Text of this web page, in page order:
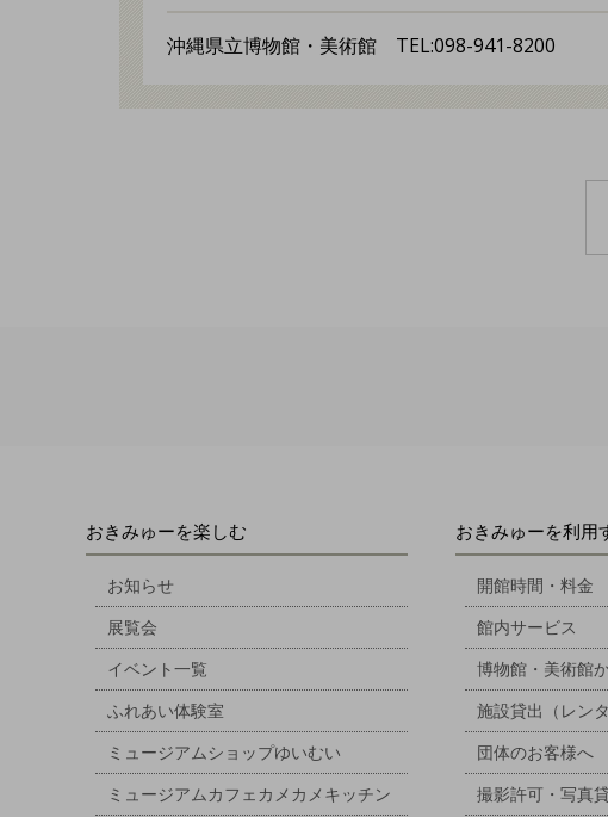
沖縄県立博物館・美術館 TEL:098-941-8200
おきみゅーを楽しむ
お知らせ
展覧会
イベント一覧
ふれあい体験室
ミュージアムショップゆいむい
ミュージアムカフェカメカメキッチン
おきみゅーを利用
開館時間・料金
館内サービス
博物館・美術館
施設貸出（レン
団体のお客様へ
撮影許可・写真